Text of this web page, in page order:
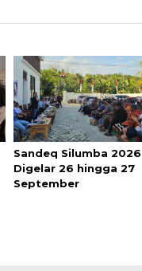
Sandeq Silumba 2026
Digelar 26 hingga 27
September